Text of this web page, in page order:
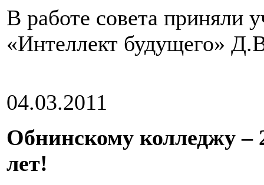
В работе совета приняли
«Интеллект будущего»
04.03.2011
Обнинскому колледжу –
лет!